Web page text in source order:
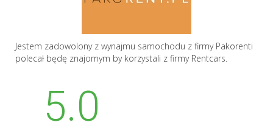
Jestem zadowolony z wynajmu samochodu z firmy Pakorenti
polecał będę znajomym by korzystali z firmy Rentcars.
5.0